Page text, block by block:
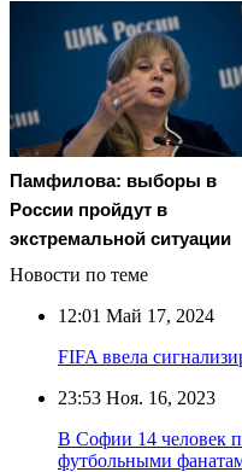
Памфилова: выборы в
России пройдут в
экстремальной ситуации
Новости по теме
12:01 Май 17, 2024
FIFA ввела
23:53 Ноя. 16, 2023
В Софии 14 человек
футбольными